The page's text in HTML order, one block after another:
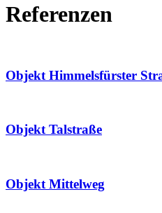
Referenzen
Objekt Himmelsfürster
Objekt Talstraße
Objekt Mittelweg